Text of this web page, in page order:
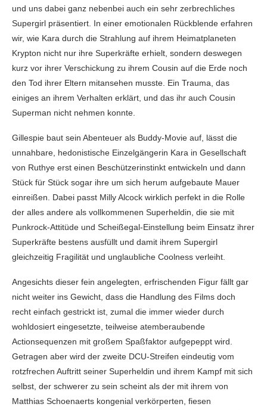
und uns dabei ganz nebenbei auch ein sehr zerbrechliches
Supergirl präsentiert. In einer emotionalen Rückblende erfahren
wir, wie Kara durch die Strahlung auf ihrem Heimatplaneten
Krypton nicht nur ihre Superkräfte erhielt, sondern deswegen
kurz vor ihrer Verschickung zu ihrem Cousin auf die Erde noch
den Tod ihrer Eltern mitansehen musste. Ein Trauma, das
einiges an ihrem Verhalten erklärt, und das ihr auch Cousin
Superman nicht nehmen konnte.
Gillespie baut sein Abenteuer als Buddy-Movie auf, lässt die
unnahbare, hedonistische Einzelgängerin Kara in Gesellschaft
von Ruthye erst einen Beschützerinstinkt entwickeln und dann
Stück für Stück sogar ihre um sich herum aufgebaute Mauer
einreißen. Dabei passt Milly Alcock wirklich perfekt in die Rolle
der alles andere als vollkommenen Superheldin, die sie mit
Punkrock-Attitüde und Scheißegal-Einstellung beim Einsatz ihrer
Superkräfte bestens ausfüllt und damit ihrem Supergirl
gleichzeitig Fragilität und unglaubliche Coolness verleiht.
Angesichts dieser fein angelegten, erfrischenden Figur fällt gar
nicht weiter ins Gewicht, dass die Handlung des Films doch
recht einfach gestrickt ist, zumal die immer wieder durch
wohldosiert eingesetzte, teilweise atemberaubende
Actionsequenzen mit großem Spaßfaktor aufgepeppt wird.
Getragen aber wird der zweite DCU-Streifen eindeutig vom
rotzfrechen Auftritt seiner Superheldin und ihrem Kampf mit sich
selbst, der schwerer zu sein scheint als der mit ihrem von
Matthias Schoenaerts kongenial verkörperten, fiesen